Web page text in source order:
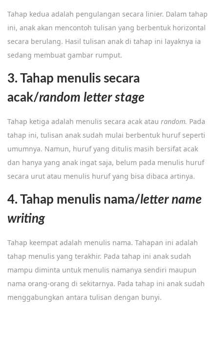
Tahap kedua adalah pengulangan secara linier. Dalam tahap
ini, anak akan mencontoh tulisan yang berbentuk horizontal
secara berulang. Hasil tulisan anak di tahap ini layaknya ia
sedang membuat gambar rumput.
3. Tahap menulis secara
acak/random letter stage
Tahap ketiga adalah menulis secara acak atau random. Pada
tahap ini, tulisan anak sudah mulai berbentuk huruf seperti
umumnya. Namun, huruf yang ditulis masih bersifat acak
dan hanya yang anak ingat saja, belum pada menulis huruf
secara urut atau menulis huruf yang bisa dibaca artinya.
4. Tahap menulis nama/letter name
writing
Tahap keempat adalah menulis nama. Tahapan ini adalah
tahap menulis yang terakhir. Pada tahap ini anak sudah
mampu diminta untuk menulis namanya sendiri maupun
nama orang-orang di sekitarnya. Pada tahap ini anak sudah
menggabungkan antara tulisan dengan bunyi.